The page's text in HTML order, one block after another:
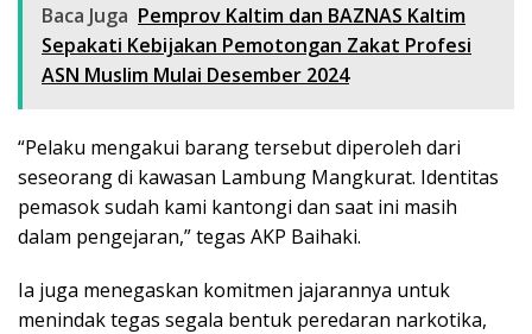
Baca Juga Pemprov Kaltim dan BAZNAS Kaltim
Sepakati Kebijakan Pemotongan Zakat Profesi
ASN Muslim Mulai Desember 2024
“Pelaku mengakui barang tersebut diperoleh dari
seseorang di kawasan Lambung Mangkurat. Identitas
pemasok sudah kami kantongi dan saat ini masih
dalam pengejaran,” tegas AKP Baihaki.
Ia juga menegaskan komitmen jajarannya untuk
menindak tegas segala bentuk peredaran narkotika,